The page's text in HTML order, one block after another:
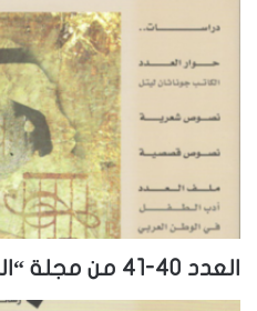
العدد 40-41 من مجلة “الجسرة الثقافية”